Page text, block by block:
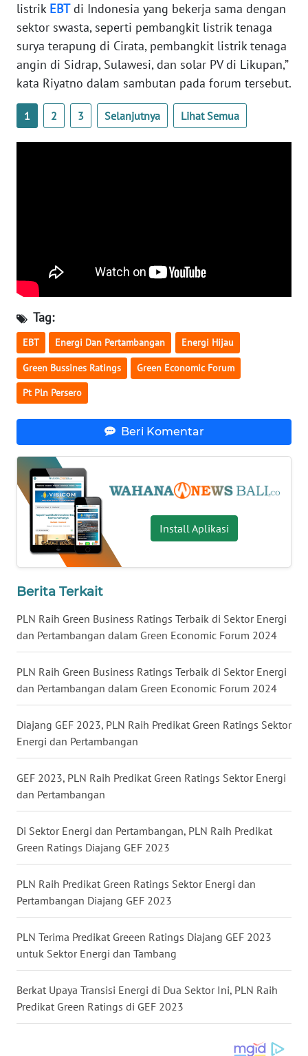
listrik EBTdi Indonesia yang bekerja sama dengan
sektor swasta, seperti pembangkit listrik tenaga
surya terapung di Cirata, pembangkit listrik tenaga
angin di Sidrap, Sulawesi, dan solar PV di Likupan,”
kata Riyatno dalam sambutan pada forum tersebut.
1 2 3 Selanjutnya Lihat Semua
Tag:
EBT Energi Dan Pertambangan Energi Hijau
Green Bussines Ratings Green Economic Forum
Pt Pln Persero
Beri Komentar
Install Aplikasi
Berita Terkait
PLN Raih Green Business Ratings Terbaik di Sektor Energi
dan Pertambangan dalam Green Economic Forum 2024
PLN Raih Green Business Ratings Terbaik di Sektor Energi
dan Pertambangan dalam Green Economic Forum 2024
Diajang GEF 2023, PLN Raih Predikat Green Ratings Sektor
Energi dan Pertambangan
GEF 2023, PLN Raih Predikat Green Ratings Sektor Energi
dan Pertambangan
Di Sektor Energi dan Pertambangan, PLN Raih Predikat
Green Ratings Diajang GEF 2023
PLN Raih Predikat Green Ratings Sektor Energi dan
Pertambangan Diajang GEF 2023
PLN Terima Predikat Greeen Ratings Diajang GEF 2023
untuk Sektor Energi dan Tambang
Berkat Upaya Transisi Energi di Dua Sektor Ini, PLN Raih
Predikat Green Ratings di GEF 2023
WN
NTB
WN
SULTENG
SULBAR
WN
SUMSEL
WN
BENGKULU
WN
LAMPUNG
WN
WN
NUSANTARA
JOGJA
JATIM
WN
BALI
WN
KALBAR
WN
KALTENG
WN
KALTARA
WN
KALSEL
WN
KALTIM
WN
SULSEL
GORONTALO